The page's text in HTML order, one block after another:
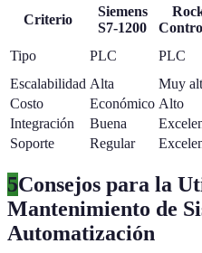
Criterio
Siemens
S7-1200
Tipo PLC PLC
Escalabilidad Alta Muy
Costo
Económico Alto
Integración
Buena
Soporte
Regular
5Consejos para la
Mantenimiento de
Automatización